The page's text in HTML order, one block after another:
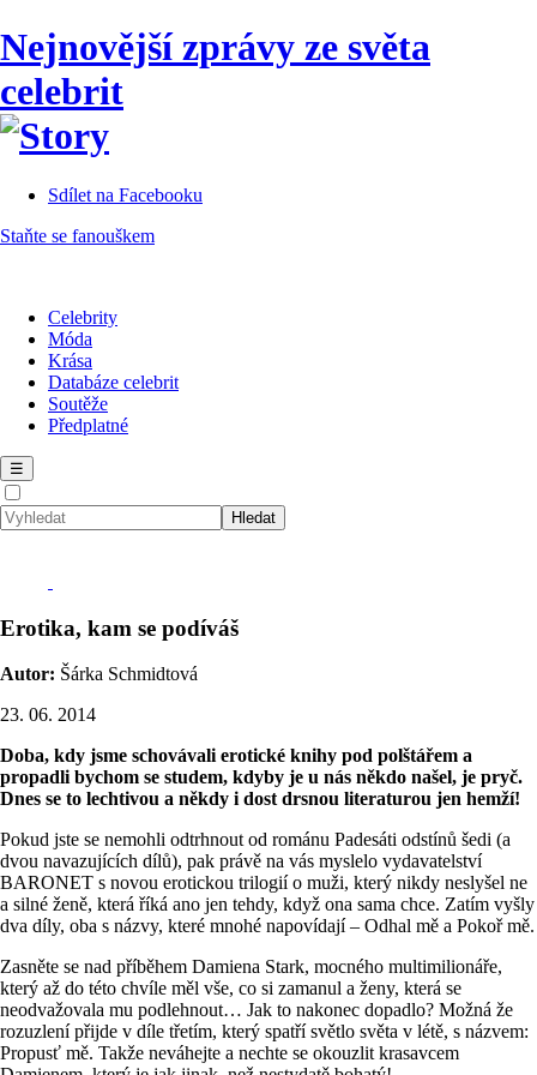
Nejnovější zprávy ze světa
celebrit
Sdílet na Facebooku
Staňte se fanouškem
Celebrity
Móda
Krása
Databáze celebrit
Soutěže
Předplatné
☰
Erotika, kam se podíváš
Autor: Šárka Schmidtová
23. 06. 2014
Doba, kdy jsme schovávali erotické knihy pod polštářem a
propadli bychom se studem, kdyby je u nás někdo našel, je pryč.
Dnes se to lechtivou a někdy i dost drsnou literaturou jen hemží!
Pokud jste se nemohli odtrhnout od románu Padesáti odstínů šedi (a
dvou navazujících dílů), pak právě na vás myslelo vydavatelství
BARONET s novou erotickou trilogií o muži, který nikdy neslyšel ne
a silné ženě, která říká ano jen tehdy, když ona sama chce. Zatím vyšly
dva díly, oba s názvy, které mnohé napovídají – Odhal mě a Pokoř mě.
Zasněte se nad příběhem Damiena Stark, mocného multimilionáře,
který až do této chvíle měl vše, co si zamanul a ženy, která se
neodvažovala mu podlehnout… Jak to nakonec dopadlo? Možná že
rozuzlení přijde v díle třetím, který spatří světlo světa v létě, s názvem:
Propusť mě. Takže neváhejte a nechte se okouzlit krasavcem